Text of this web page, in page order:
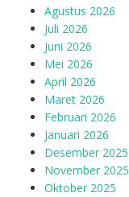
Agustus 2026
Juli 2026
Juni 2026
Mei 2026
April 2026
Maret 2026
Februari 2026
Januari 2026
Desember 2025
November 2025
Oktober 2025